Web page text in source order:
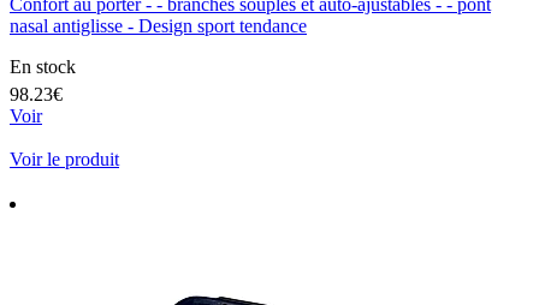
Confort au porter - - branches souples et auto-ajustables - - pont
nasal antiglisse - Design sport tendance
En stock
98.23€
Voir
Voir le produit